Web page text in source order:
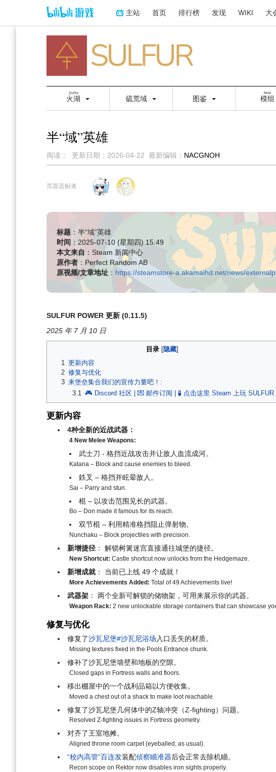
主站 首页 排行榜 发现 WIKI 大
火湖
Sulfur
硫荒域 图鉴 模组
Mod
半“域”英雄
阅读： 更新日期： 2026-04-22 最新编辑： NACGNOH
到
到
页面贡献者 :
标题 ：半“域”英雄
时间 ：2025-07-10 (星期四) 15:49
本文来自 ：Steam 新闻中心
原作者 ：Perfect Random AB
原视频/文章地址 ： https://steamstore-a.akamaihd.net/news/
SULFUR POWER 更新 (0.11.5)
2025 年 7 月 10 日
目录
1
更新内容
2 修复与优化
3 来堡垒集合我们的宣传力量吧！:
3.1 🎮 Discord 社区 | 💌 邮件订阅 | 🧪 点击这里 Steam 上玩 SULFUR
更新内容
4种全新的近战武器：
4 New Melee Weapons:
武士刀 - 格挡近战攻击并让敌人血流成河。
Katana – Block and cause enemies to bleed.
鉄叉 – 格挡并眩晕敌人。
Sai – Parry and stun.
棍 – 以攻击范围见长的武器。
Bo – Don made it famous for its reach.
双节棍 – 利用精准格挡阻止弹射物。
Nunchaku – Block projectiles with precision.
新增捷径 ： 解锁树篱迷宫直接通往城堡的捷径。
New Shortcut: Castle shortcut now unlocks from the Hedgemaze.
新增成就： 当前已上线 49 个成就！
More Achievements Added: Total of 49 Achievements live!
武器架 ： 两个全新可解锁的储物架，可用来展示你的武器。
Weapon Rack: 2 new unlockable storage containers that can showcase
修复与优化
修复了沙瓦尼堡#沙瓦尼浴场入口丢失的材质。
Missing textures fixed in the Pools Entrance chunk.
修补了沙瓦尼堡墙壁和地板的空隙。
Closed gaps in Fortress walls and floors.
移出棚屋中的一个战利品箱以方便收集。
Moved a chest out of a shack to make loot reachable.
修复了沙瓦尼堡几何体中的Z轴冲突（Z-fighting）问题。
Resolved Z-fighting issues in Fortress geometry.
对齐了王室地摊。
Aligned throne room carpet (eyeballed, as usual).
“校内高管”百连发装配侦察瞄准器后会正常去除机瞄。
Recon scope on Rektor now disables iron sights properly.